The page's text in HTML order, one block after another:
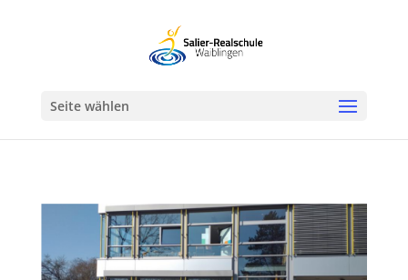
Seite wählen